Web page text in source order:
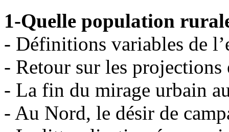
1-Quelle population
- Définitions variables de
- Retour sur les projections
- La fin du mirage urbain
- Au Nord, le désir de